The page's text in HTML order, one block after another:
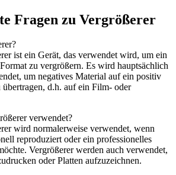
Fragen zu Vergrößerer
ist ein Gerät, das verwendet wird, um ein
zu vergrößern. Es wird hauptsächlich
um negatives Material auf ein positiv
d.h. auf ein Film- oder
verwendet?
wird normalerweise verwendet, wenn
reproduziert oder ein professionelles
Vergrößerer werden auch verwendet,
oder Platten aufzuzeichnen.